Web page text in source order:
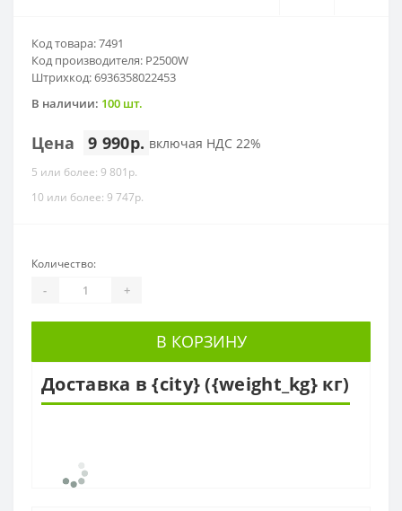
Код товара: 7491
Код производителя: P2500W
Штрихкод: 6936358022453
В наличии: 100 шт.
Цена 9 990р. включая НДС 22%
5 или более: 9 801р.
10 или более: 9 747р.
Количество:
- +
В КОРЗИНУ
Доставка в {city} ({weight_kg} кг)